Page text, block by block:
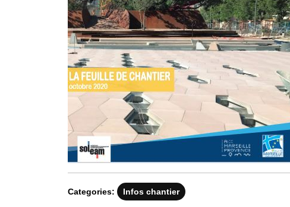
Categories: Infos chantier